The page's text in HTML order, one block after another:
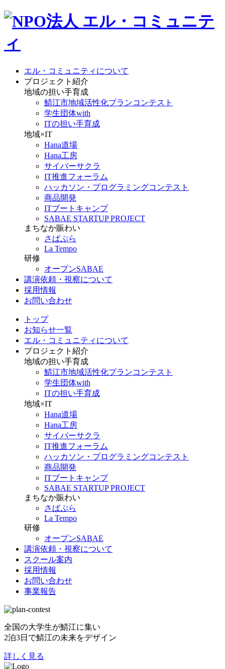
エル・コミュニティについて
プロジェクト紹介
地域の担い手育成
鯖江市地域活性化プランコンテスト
学生団体with
ITの担い手育成
地域×IT
Hana道場
Hana工房
サイバーサクラ
IT推進フォーラム
ハッカソン・プログラミングコンテスト
商品開発
ITブートキャンプ
SABAE STARTUP PROJECT
まちなか賑わい
さばぷら
La Tempo
研修
オープンSABAE
講演依頼・視察について
採用情報
お問い合わせ
トップ
お知らせ一覧
エル・コミュニティについて
プロジェクト紹介
地域の担い手育成
鯖江市地域活性化プランコンテスト
学生団体with
ITの担い手育成
地域×IT
Hana道場
Hana工房
サイバーサクラ
IT推進フォーラム
ハッカソン・プログラミングコンテスト
商品開発
ITブートキャンプ
SABAE STARTUP PROJECT
まちなか賑わい
さばぷら
La Tempo
研修
オープンSABAE
講演依頼・視察について
スクール案内
採用情報
お問い合わせ
事業報告
全国の大学生が鯖江に集い
2泊3日で鯖江の未来をデザイン
詳しく見る